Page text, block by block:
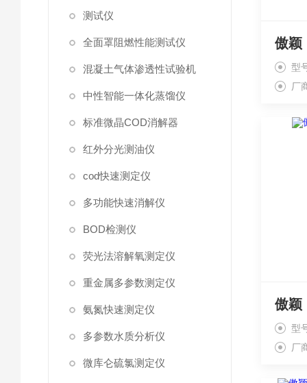
测试仪
全面罩阻燃性能测试仪
混凝土气体渗透性试验机
中性智能一体化蒸馏仪
标准微晶COD消解器
红外分光测油仪
cod快速测定仪
多功能快速消解仪
BOD检测仪
荧光法溶解氧测定仪
重金属多参数测定仪
氨氮快速测定仪
多参数水质分析仪
微库仑硫氯测定仪
型
厂
型
厂